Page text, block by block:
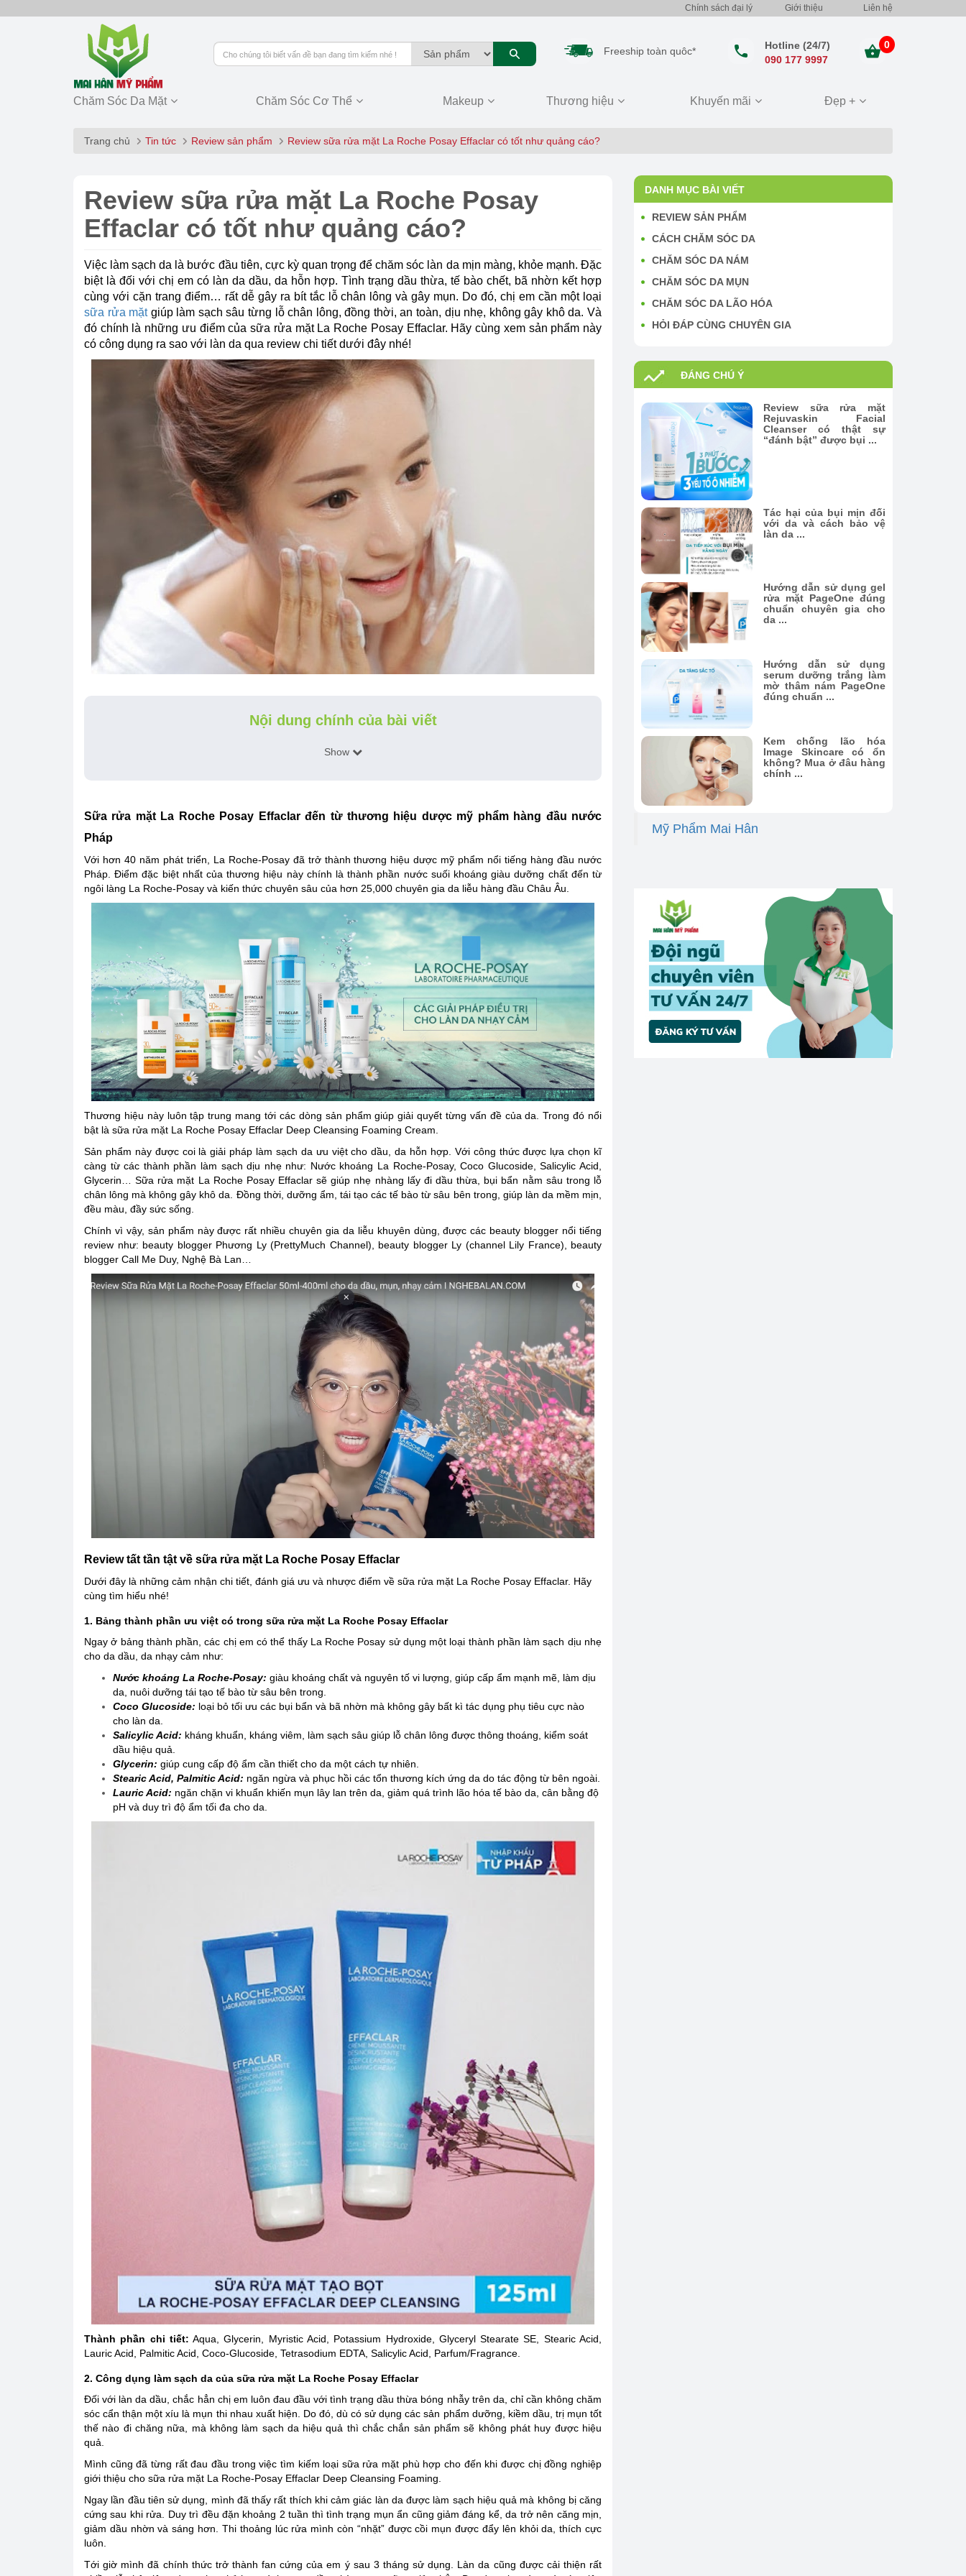
Chính sách đại lý Giới thiệu Liên hệ
Freeship toàn quôc*
Hotline (24/7)
090 177 9997
0
Chăm Sóc Da Mặt Chăm Sóc Cơ Thể Makeup Thương hiệu Khuyến mãi Đẹp +
Trang chủ Tin tức Review sản phẩm Review sữa rửa mặt La Roche Posay Effaclar có tốt như quảng cáo?
Review sữa rửa mặt La Roche Posay
Effaclar có tốt như quảng cáo?
Việc làm sạch da là bước đầu tiên, cực kỳ quan trọng để chăm sóc làn da mịn màng, khỏe mạnh. Đặc
biệt là đối với chị em có làn da dầu, da hỗn hợp. Tình trạng dầu thừa, tế bào chết, bã nhờn kết hợp
cùng với cặn trang điểm… rất dễ gây ra bít tắc lỗ chân lông và gây mụn. Do đó, chị em cần một loại
sữa rửa mặtgiúp làm sạch sâu từng lỗ chân lông, đồng thời, an toàn, dịu nhẹ, không gây khô da. Và
đó chính là những ưu điểm của sữa rửa mặt La Roche Posay Effaclar. Hãy cùng xem sản phẩm này
có công dụng ra sao với làn da qua review chi tiết dưới đây nhé!
Nội dung chính của bài viết
Show
Sữa rửa mặt La Roche Posay Effaclar đến từ thương hiệu dược mỹ phẩm hàng đầu nước
Pháp
Với hơn 40 năm phát triển, La Roche-Posay đã trở thành thương hiệu dược mỹ phẩm nổi tiếng hàng đầu nước
Pháp. Điểm đặc biệt nhất của thương hiệu này chính là thành phần nước suối khoáng giàu dưỡng chất đến từ
ngôi làng La Roche-Posay và kiến thức chuyên sâu của hơn 25,000 chuyên gia da liễu hàng đầu Châu Âu.
Thương hiệu này luôn tập trung mang tới các dòng sản phẩm giúp giải quyết từng vấn đề của da. Trong đó nổi
bật là sữa rửa mặt La Roche Posay Effaclar Deep Cleansing Foaming Cream.
Sản phẩm này được coi là giải pháp làm sạch da ưu việt cho dầu, da hỗn hợp. Với công thức được lựa chọn kĩ
càng từ các thành phần làm sạch dịu nhẹ như: Nước khoáng La Roche-Posay, Coco Glucoside, Salicylic Acid,
Glycerin… Sữa rửa mặt La Roche Posay Effaclar sẽ giúp nhẹ nhàng lấy đi dầu thừa, bụi bẩn nằm sâu trong lỗ
chân lông mà không gây khô da. Đồng thời, dưỡng ẩm, tái tạo các tế bào từ sâu bên trong, giúp làn da mềm mịn,
đều màu, đầy sức sống.
Chính vì vậy, sản phẩm này được rất nhiều chuyên gia da liễu khuyên dùng, được các beauty blogger nổi tiếng
review như: beauty blogger Phương Ly (PrettyMuch Channel), beauty blogger Ly (channel Lily France), beauty
blogger Call Me Duy, Nghệ Bà Lan…
Review tất tần tật về sữa rửa mặt La Roche Posay Effaclar
Dưới đây là những cảm nhận chi tiết, đánh giá ưu và nhược điểm về sữa rửa mặt La Roche Posay Effaclar. Hãy
cùng tìm hiểu nhé!
1. Bảng thành phần ưu việt có trong sữa rửa mặt La Roche Posay Effaclar
Ngay ở bảng thành phần, các chị em có thể thấy La Roche Posay sử dụng một loại thành phần làm sạch dịu nhẹ
cho da dầu, da nhạy cảm như:
Nước khoáng La Roche-Posay: giàu khoáng chất và nguyên tố vi lượng, giúp cấp ẩm mạnh mẽ, làm dịu
da, nuôi dưỡng tái tạo tế bào từ sâu bên trong.
Coco Glucoside: loại bỏ tối ưu các bụi bẩn và bã nhờn mà không gây bất kì tác dụng phụ tiêu cực nào
cho làn da.
Salicylic Acid: kháng khuẩn, kháng viêm, làm sạch sâu giúp lỗ chân lông được thông thoáng, kiểm soát
dầu hiệu quả.
Glycerin: giúp cung cấp độ ẩm cần thiết cho da một cách tự nhiên.
Stearic Acid, Palmitic Acid: ngăn ngừa và phục hồi các tổn thương kích ứng da do tác động từ bên ngoài.
Lauric Acid: ngăn chặn vi khuẩn khiến mụn lây lan trên da, giảm quá trình lão hóa tế bào da, cân bằng độ
pH và duy trì độ ẩm tối đa cho da.
Thành phần chi tiết: Aqua, Glycerin, Myristic Acid, Potassium Hydroxide, Glyceryl Stearate SE, Stearic Acid,
Lauric Acid, Palmitic Acid, Coco-Glucoside, Tetrasodium EDTA, Salicylic Acid, Parfum/​Fragrance.
2. Công dụng làm sạch da của sữa rửa mặt La Roche Posay Effaclar
Đối với làn da dầu, chắc hẳn chị em luôn đau đầu với tình trạng dầu thừa bóng nhẫy trên da, chỉ cần không chăm
sóc cẩn thận một xíu là mụn thi nhau xuất hiện. Do đó, dù có sử dụng các sản phẩm dưỡng, kiềm dầu, trị mụn tốt
thế nào đi chăng nữa, mà không làm sạch da hiệu quả thì chắc chắn sản phẩm sẽ không phát huy được hiệu
quả.
Mình cũng đã từng rất đau đầu trong việc tìm kiếm loại sữa rửa mặt phù hợp cho đến khi được chị đồng nghiệp
giới thiệu cho sữa rửa mặt La Roche-Posay Effaclar Deep Cleansing Foaming.
Ngay lần đầu tiên sử dụng, mình đã thấy rất thích khi cảm giác làn da được làm sạch hiệu quả mà không bị căng
cứng sau khi rửa. Duy trì đều đặn khoảng 2 tuần thì tình trạng mụn ẩn cũng giảm đáng kể, da trở nên căng mịn,
giảm dầu nhờn và sáng hơn. Thi thoảng lúc rửa mình còn “nhặt” được cồi mụn được đẩy lên khỏi da, thích cực
luôn.
Tới giờ mình đã chính thức trở thành fan cứng của em ý sau 3 tháng sử dụng. Làn da cũng được cải thiện rất
DANH MỤC BÀI VIẾT
REVIEW SẢN PHẨM
CÁCH CHĂM SÓC DA
CHĂM SÓC DA NÁM
CHĂM SÓC DA MỤN
CHĂM SÓC DA LÃO HÓA
HỎI ĐÁP CÙNG CHUYÊN GIA
ĐÁNG CHÚ Ý
Review sữa rửa mặt
Rejuvaskin Facial
Cleanser có thật sự
“đánh bật” được bụi ...
Tác hại của bụi mịn đối
với da và cách bảo vệ
làn da ...
Hướng dẫn sử dụng gel
rửa mặt PageOne đúng
chuẩn chuyên gia cho
da ...
Hướng dẫn sử dụng
serum dưỡng trắng làm
mờ thâm nám PageOne
đúng chuẩn ...
Kem chống lão hóa
Image Skincare có ổn
không? Mua ở đâu hàng
chính ...
Mỹ Phẩm Mai Hân